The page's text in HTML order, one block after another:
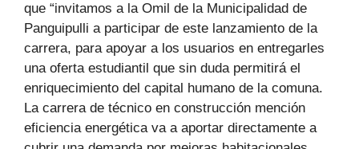
que “invitamos a la Omil de la Municipalidad de
Panguipulli a participar de este lanzamiento de la
carrera, para apoyar a los usuarios en entregarles
una oferta estudiantil que sin duda permitirá el
enriquecimiento del capital humano de la comuna.
La carrera de técnico en construcción mención
eficiencia energética va a aportar directamente a